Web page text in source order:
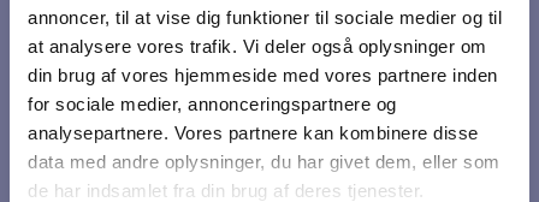
annoncer, til at vise dig funktioner til sociale medier og til
at analysere vores trafik. Vi deler også oplysninger om
din brug af vores hjemmeside med vores partnere inden
for sociale medier, annonceringspartnere og
analysepartnere. Vores partnere kan kombinere disse
data med andre oplysninger, du har givet dem, eller som
de har indsamlet fra din brug af deres tjenester.
Du vil måske også kunne
lide...